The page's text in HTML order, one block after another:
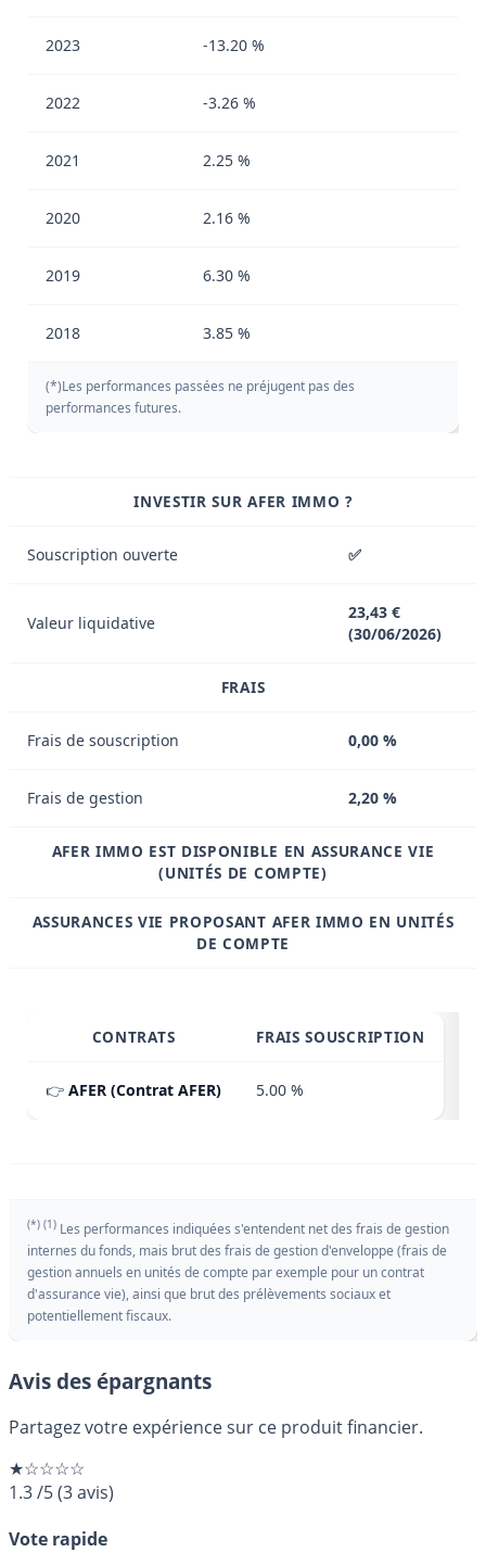
2023 -13.20 %
2022 -3.26 %
2021 2.25 %
2020 2.16 %
2019 6.30 %
2018 3.85 %
(*)Les performances passées ne préjugent pas des
performances futures.
INVESTIR SUR AFER IMMO ?
Souscription ouverte ✅
Valeur liquidative
23,43 €
(30/06/2026)
FRAIS
Frais de souscription 0,00 %
Frais de gestion 2,20 %
AFER IMMO EST DISPONIBLE EN ASSURANCE VIE
(UNITÉS DE COMPTE)
ASSURANCES VIE PROPOSANT AFER IMMO EN UNITÉS
DE COMPTE
CONTRATS FRAIS SOUSCRIPTION
👉 AFER (Contrat AFER) 5.00 %
(*) (1) Les performances indiquées s'entendent net des frais de gestion
internes du fonds, mais brut des frais de gestion d'enveloppe (frais de
gestion annuels en unités de compte par exemple pour un contrat
d'assurance vie), ainsi que brut des prélèvements sociaux et
potentiellement fiscaux.
Avis des épargnants
Partagez votre expérience sur ce produit financier.
★☆☆☆☆
1.3/5(3avis)
Vote rapide